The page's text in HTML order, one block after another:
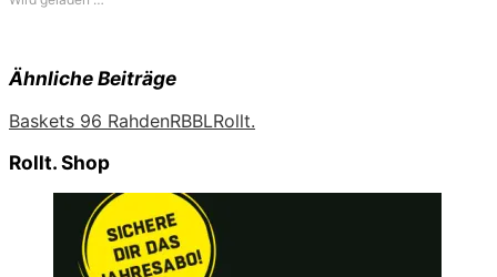
Ähnliche Beiträge
Baskets 96 RahdenRBBLRollt.
Rollt. Shop